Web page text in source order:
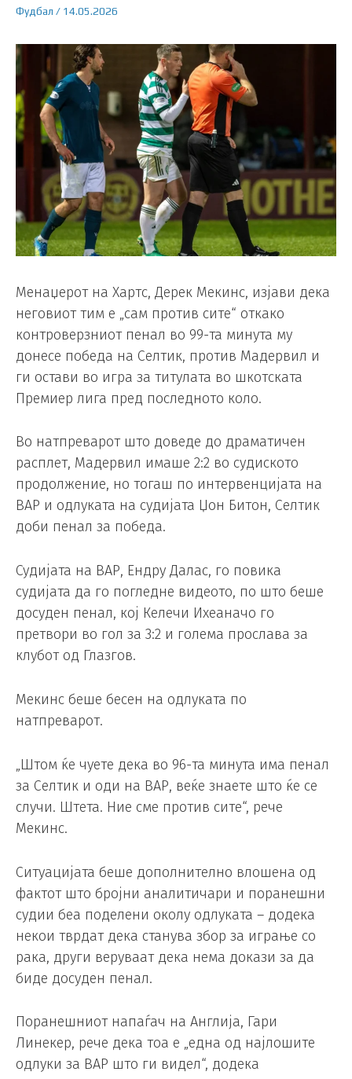
Фудбал / 14.05.2026
Менаџерот на Хартс, Дерек Мекинс, изјави дека
неговиот тим е „сам против сите“ откако
контроверзниот пенал во 99-та минута му
донесе победа на Селтик, против Мадервил и
ги остави во игра за титулата во шкотската
Премиер лига пред последното коло.
Во натпреварот што доведе до драматичен
расплет, Мадервил имаше 2:2 во судиското
продолжение, но тогаш по интервенцијата на
ВАР и одлуката на судијата Џон Битон, Селтик
доби пенал за победа.
Судијата на ВАР, Ендру Далас, го повика
судијата да го погледне видеото, по што беше
досуден пенал, кој Келечи Ихеаначо го
претвори во гол за 3:2 и голема прослава за
клубот од Глазгов.
Мекинс беше бесен на одлуката по
натпреварот.
„Штом ќе чуете дека во 96-та минута има пенал
за Селтик и оди на ВАР, веќе знаете што ќе се
случи. Штета. Ние сме против сите“, рече
Мекинс.
Ситуацијата беше дополнително влошена од
фактот што бројни аналитичари и поранешни
судии беа поделени околу одлуката – додека
некои тврдат дека станува збор за играње со
рака, други веруваат дека нема докази за да
биде досуден пенал.
Поранешниот напаѓач на Англија, Гари
Линекер, рече дека тоа е „една од најлошите
одлуки за ВАР што ги видел“, додека